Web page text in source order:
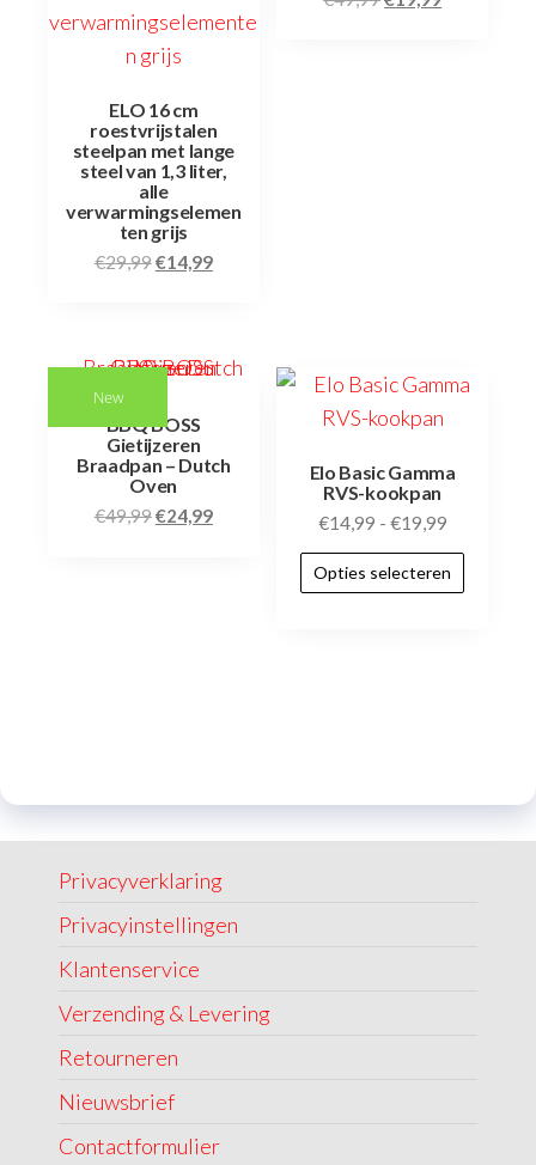
ELO 16 cm
roestvrijstalen
steelpan met lange
steel van 1,3 liter,
alle
verwarmingselemen
ten grijs
€29,99€14,99
New
BBQ BOSS
Gietijzeren
Braadpan – Dutch
Oven
€49,99€24,99
Elo Basic Gamma
RVS-kookpan
€14,99 - €19,99
Opties selecteren
Privacyverklaring
Privacyinstellingen
Klantenservice
Verzending & Levering
Retourneren
Nieuwsbrief
Contactformulier